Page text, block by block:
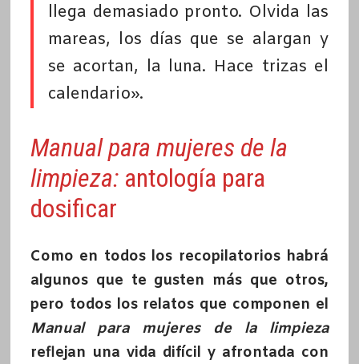
llega demasiado pronto. Olvida las
mareas, los días que se alargan y
se acortan, la luna. Hace trizas el
calendario».
Manual para mujeres de la
limpieza: antología para
dosificar
Como en todos los recopilatorios habrá
algunos que te gusten más que otros,
pero todos los relatos que componen el
Manual para mujeres de la limpieza
reflejan una vida difícil y afrontada con